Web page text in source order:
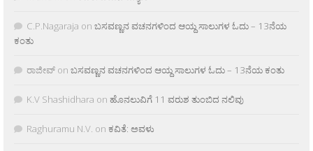
C.P.Nagaraja on ಬಸವಣ್ಣನ ವಚನಗಳಿಂದ ಆಯ್ದ ಸಾಲುಗಳ ಓದು – 13ನೆಯ
ಕಂತು
ರಾಜೀವ್ on ಬಸವಣ್ಣನ ವಚನಗಳಿಂದ ಆಯ್ದ ಸಾಲುಗಳ ಓದು – 13ನೆಯ ಕಂತು
K.V Shashidhara on ಹೊನಲುವಿಗೆ 11 ವರುಶ ತುಂಬಿದ ನಲಿವು
Raghuramu N.V. on ಕವಿತೆ: ಅವಳು